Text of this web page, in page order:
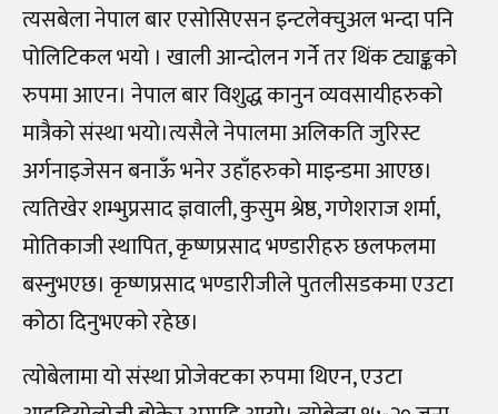
त्यसबेला नेपाल बार एसोसिएसन इन्टलेक्चुअल भन्दा पनि
पोलिटिकल भयो । खाली आन्दोलन गर्ने तर थिंक ट्याङ्कको
रुपमा आएन। नेपाल बार विशुद्ध कानुन व्यवसायीहरुको
मात्रैको संस्था भयो।त्यसैले नेपालमा अलिकति जुरिस्ट
अर्गनाइजेसन बनाऊँ भनेर उहाँहरुको माइन्डमा आएछ।
त्यतिखेर शम्भुप्रसाद ज्ञवाली, कुसुम श्रेष्ठ, गणेशराज शर्मा,
मोतिकाजी स्थापित, कृष्णप्रसाद भण्डारीहरु छलफलमा
बस्नुभएछ। कृष्णप्रसाद भण्डारीजीले पुतलीसडकमा एउटा
कोठा दिनुभएको रहेछ।
त्योबेलामा यो संस्था प्रोजेक्टका रुपमा थिएन, एउटा